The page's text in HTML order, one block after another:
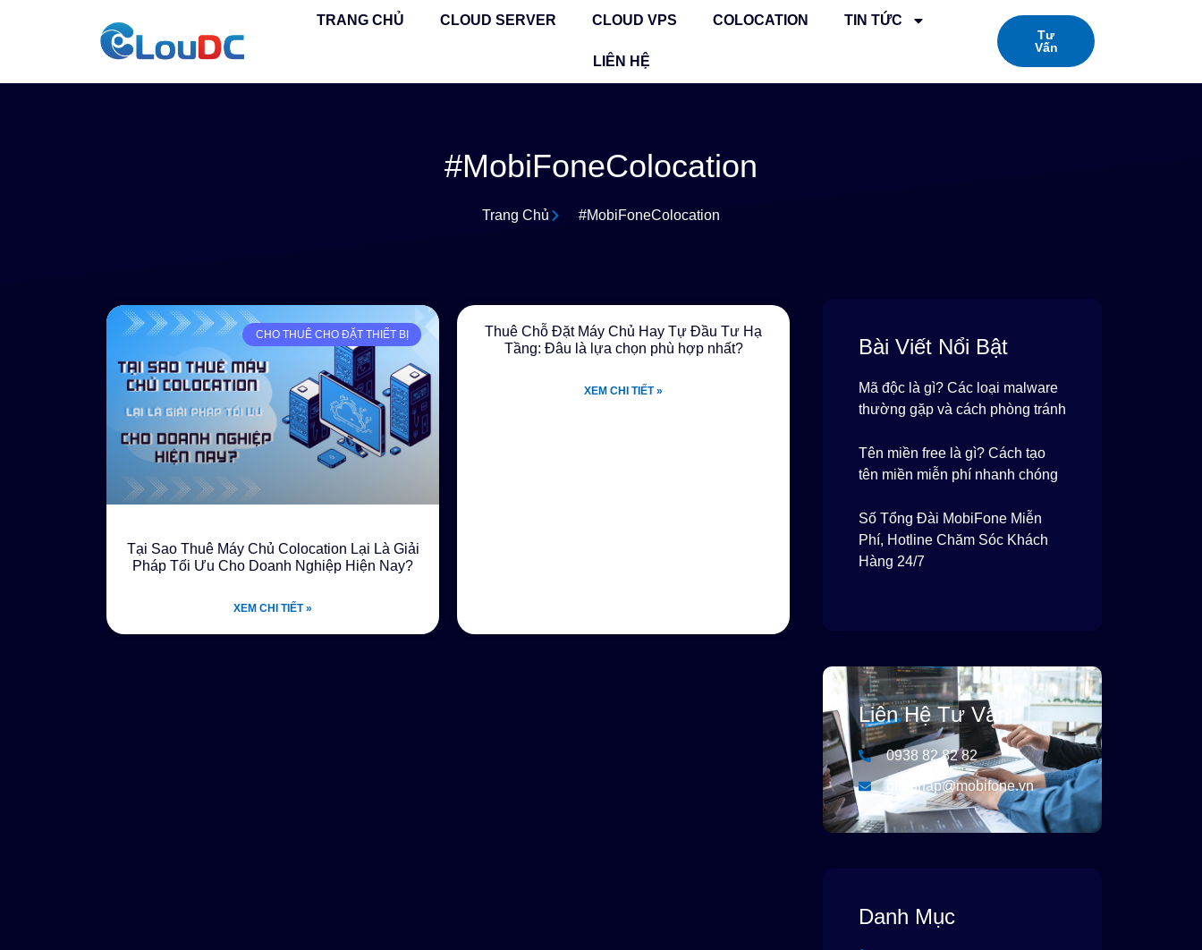
TRANG CHỦ CLOUD SERVER CLOUD VPS COLOCATION TIN TỨC
LIÊN HỆ
Tư
Vấn
#MobiFoneColocation
Trang Chủ #MobiFoneColocation
CHO THUÊ CHO ĐẶT THIẾT BỊ
Tại Sao Thuê Máy Chủ Colocation Lại Là Giải
Pháp Tối Ưu Cho Doanh Nghiệp Hiện Nay?
XEM CHI TIẾT »
Thuê Chỗ Đặt Máy Chủ Hay Tự Đầu Tư Hạ
Tầng: Đâu là lựa chọn phù hợp nhất?
XEM CHI TIẾT »
Bài Viết Nổi Bật
Mã độc là gì? Các loại malware
thường gặp và cách phòng tránh
Tên miền free là gì? Cách tạo
tên miền miễn phí nhanh chóng
Số Tổng Đài MobiFone Miễn
Phí, Hotline Chăm Sóc Khách
Hàng 24/7
Liên Hệ Tư Vấn
0938 82 82 82
giaiphap@mobifone.vn
Danh Mục